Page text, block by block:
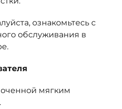
ознакомьтесь с
обслуживания в
мягким